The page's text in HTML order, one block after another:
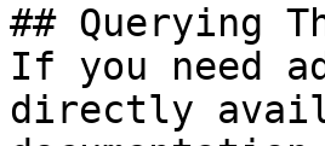
## Querying
If you need
directly